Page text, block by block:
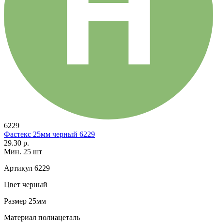
6229
Фастекс 25мм черный 6229
29.30 р.
Мин. 25 шт
Артикул 6229
Цвет черный
Размер 25мм
Материал полиацеталь